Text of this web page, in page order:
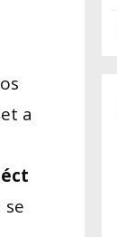
a
se